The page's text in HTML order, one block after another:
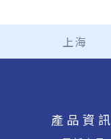
上海
產品資訊